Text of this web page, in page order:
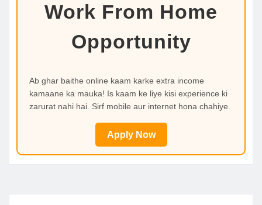
Work From Home
Opportunity
Ab ghar baithe online kaam karke extra income
kamaane ka mauka! Is kaam ke liye kisi experience ki
zarurat nahi hai. Sirf mobile aur internet hona chahiye.
Apply Now